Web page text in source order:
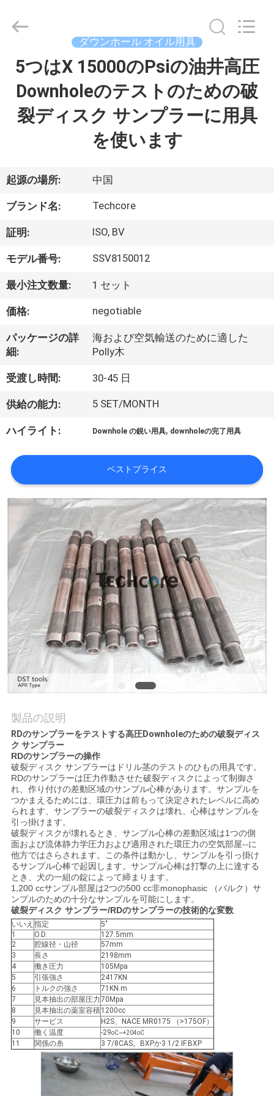
家
プ
ク
ト
私
達
つ
い
て
工
場
旅
行
品
管
理
私
達
に
連
絡
し
な
さ
い
ニ
ュ
ー
ス
場
合
2018
ダウンホール オイル用具
5つはX 15000のPsiの油井高圧
Downholeのテストのための破
裂ディスク サンプラーに用具
を使います
起源の場所: 中国
ブランド名: Techcore
証明: ISO, BV
モデル番号: SSV8150012
最小注文数量: 1 セット
価格: negotiable
パッケージの詳
細:
海および空気輸送のために適した
Polly木
受渡し時間: 30-45 日
供給の能力: 5 SET/MONTH
ハイライト: Downhole の鋭い用具, downholeの完了用具
ベストプライス
製品の説明
RDのサンプラーをテストする高圧Downholeのための破裂ディス
ク サンプラー
RDのサンプラーの操作
破裂ディスク サンプラーはドリル茎のテストのひもの用具です。
RDのサンプラーは圧力作動させた破裂ディスクによって制御さ
れ、作り付けの差動区域のサンプル心棒があります。サンプルを
つかまえるためには、環圧力は前もって決定されたレベルに高め
られます、サンプラーの破裂ディスクは壊れ、心棒はサンプルを
引っ掛けます。
破裂ディスクが壊れるとき、サンプル心棒の差動区域は1つの側
面および流体静力学圧力および適用された環圧力の空気部屋--に
他方ではさらされます。この条件は動かし、サンプルを引っ掛け
るサンプル心棒で起因します。サンプル心棒は打撃の上に達する
とき、犬の一組の錠によって締まります。
1,200 ccサンプル部屋は2つの500 cc非monophasic （バルク）サ
ンプルのための十分なサンプルを可能にします。
破裂ディスク サンプラー/RDのサンプラーの技術的な変数
いいえ 指定
5"
1
O.D.
127.5mm
2
腔線径・山径
57mm
3
長さ
2198mm
4
働き圧力
105Mpa
5
引張強さ
2417KN
6
トルクの強さ
71KN.m
7
見本抽出の部屋圧力70Mpa
8
見本抽出の薬室容積1200cc
9
サービス
H2S、NACE MR0175 （>175OF）
10
働く温度 -29oC~+204oC
11 関係の糸 3 7/8CAS。BXPか3 1/2 IF.BXP